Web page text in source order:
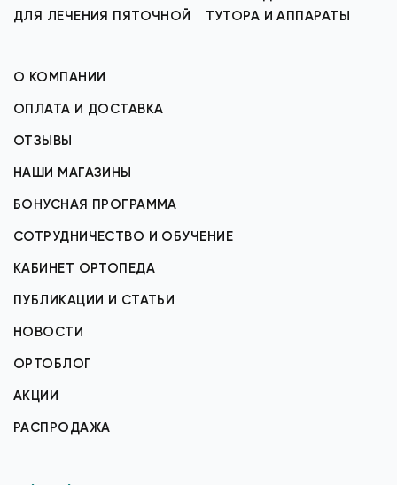
ДЛЯ ЛЕЧЕНИЯ ПЯТОЧНОЙ
ТУТОРА И АППАРАТЫ
О КОМПАНИИ
ОПЛАТА И ДОСТАВКА
ОТЗЫВЫ
НАШИ МАГАЗИНЫ
БОНУСНАЯ ПРОГРАММА
СОТРУДНИЧЕСТВО И ОБУЧЕНИЕ
КАБИНЕТ ОРТОПЕДА
ПУБЛИКАЦИИ И СТАТЬИ
НОВОСТИ
ОРТОБЛОГ
АКЦИИ
РАСПРОДАЖА